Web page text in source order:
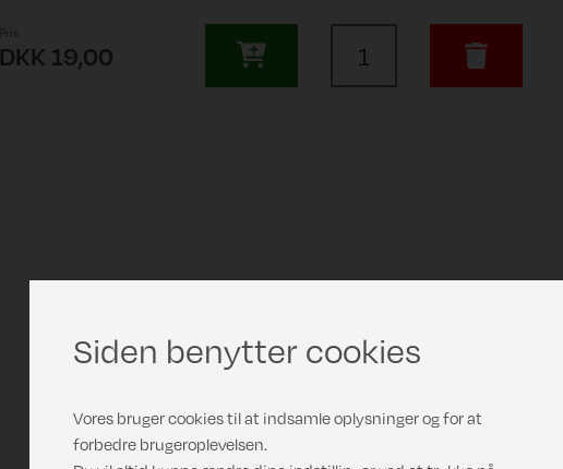
DKK 19,00
Siden benytter cookies
Vores bruger cookies til at indsamle oplysninger og for at
forbedre brugeroplevelsen.